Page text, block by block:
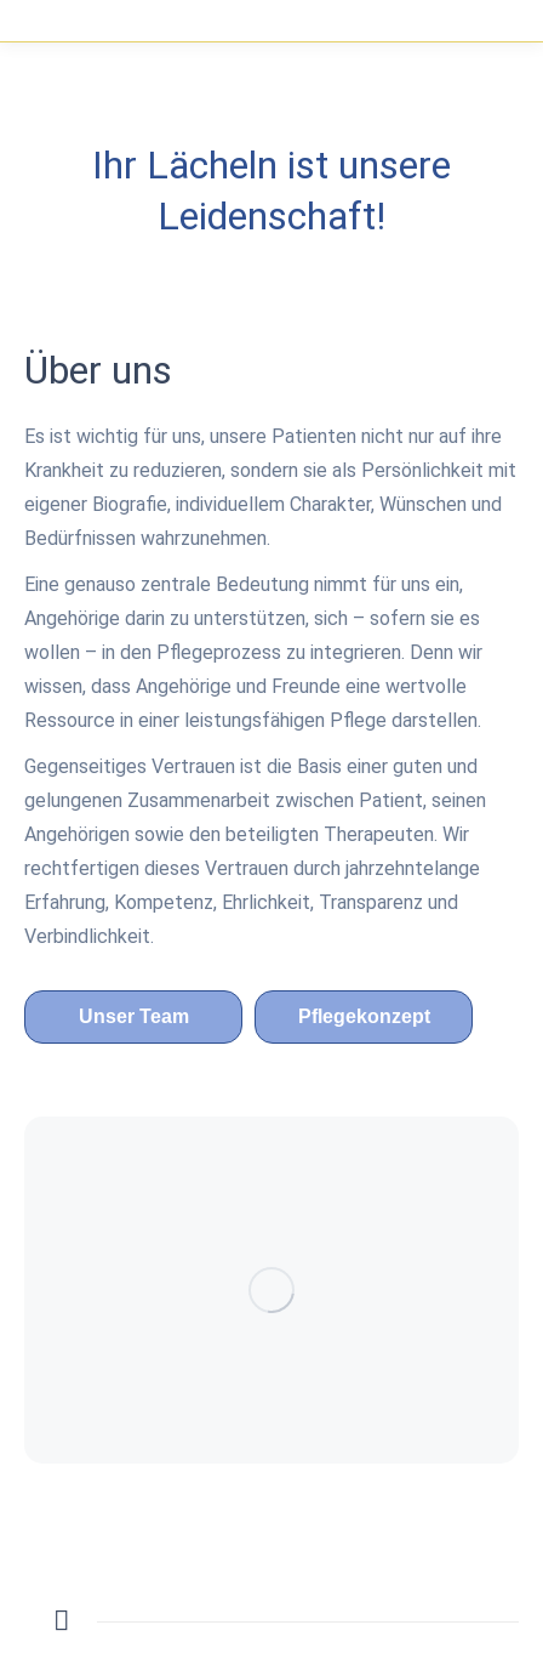
Ihr Lächeln ist unsere
Leidenschaft!
Über uns
Es ist wichtig für uns, unsere Patienten nicht nur auf ihre
Krankheit zu reduzieren, sondern sie als Persönlichkeit mit
eigener Biografie, individuellem Charakter, Wünschen und
Bedürfnissen wahrzunehmen.
Eine genauso zentrale Bedeutung nimmt für uns ein,
Angehörige darin zu unterstützen, sich – sofern sie es
wollen – in den Pflegeprozess zu integrieren. Denn wir
wissen, dass Angehörige und Freunde eine wertvolle
Ressource in einer leistungsfähigen Pflege darstellen.
Gegenseitiges Vertrauen ist die Basis einer guten und
gelungenen Zusammenarbeit zwischen Patient, seinen
Angehörigen sowie den beteiligten Therapeuten. Wir
rechtfertigen dieses Vertrauen durch jahrzehntelange
Erfahrung, Kompetenz, Ehrlichkeit, Transparenz und
Verbindlichkeit.
Unser Team Pflegekonzept